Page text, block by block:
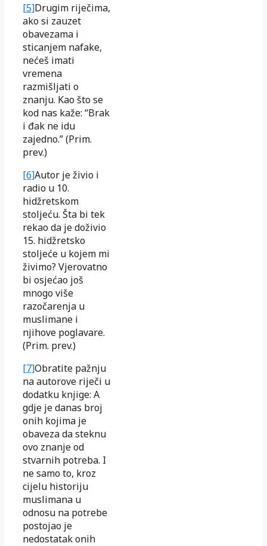
[5]Drugim riječima,
ako si zauzet
obavezama i
sticanjem nafake,
nećeš imati
vremena
razmišljati o
znanju. Kao što se
kod nas kaže: “Brak
i đak ne idu
zajedno.” (Prim.
prev.)
[6]Autor je živio i
radio u 10.
hidžretskom
stoljeću. Šta bi tek
rekao da je doživio
15. hidžretsko
stoljeće u kojem mi
živimo? Vjerovatno
bi osjećao još
mnogo više
razočarenja u
muslimane i
njihove poglavare.
(Prim. prev.)
[7]Obratite pažnju
na autorove riječi u
dodatku knjige: A
gdje je danas broj
onih kojima je
obaveza da steknu
ovo znanje od
stvarnih potreba. I
ne samo to, kroz
cijelu historiju
muslimana u
odnosu na potrebe
postojao je
nedostatak onih